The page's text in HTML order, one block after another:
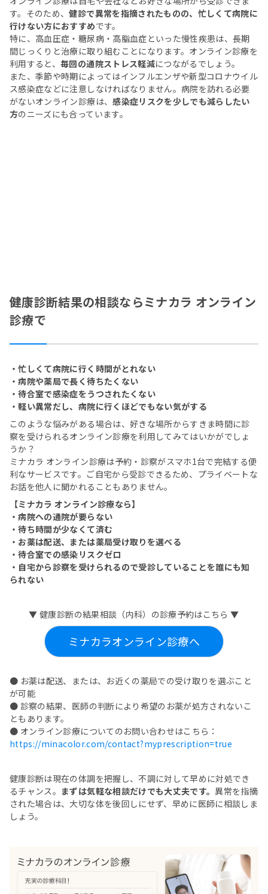
す。そのため、健診で異常を指摘されたものの、忙しくて病院に
行けない方におすすめです。
特に、高血圧症・糖尿病・高脂血症といった慢性疾患は、長期
間じっくりと治療に取り組むことになります。オンライン診療を
利用すると、毎回の通院ストレス軽減につながるでしょう。
また、季節や時期によってはインフルエンザや新型コロナウイル
ス感染症などに注意しなければなりません。病院を訪れる必要
がないオンライン診療は、感染症リスクを少しでも減らしたい
方のニーズにも合っています。
健康診断結果の相談ならミナカラ オンライン
診療で
・忙しくて病院に行く時間がとれない
・病院や薬局で長く待ちたくない
・待合室で感染症をうつされたくない
・軽い異常だし、病院に行くほどでもない気がする
このような悩みがある場合は、好きな場所からすきま時間に診
察を受けられるオンライン診療を利用してみてはいかがでしょ
うか？
ミナカラ オンライン診療は予約・診察がスマホ1台で完結する便
利なサービスです。ご自宅から受診できるため、プライベートな
お話を他人に聞かれることもありません。
【ミナカラ オンライン診療なら】
・病院への通院が要らない
・待ち時間が少なくて済む
・お薬は配送、または薬局受け取りを選べる
・待合室での感染リスクゼロ
・自宅から診察を受けられるので受診していることを誰にも知
られない
▼ 健康診断の結果相談（内科）の診療予約はこちら ▼
ミナカラオンライン診療へ
● お薬は配送、または、お近くの薬局での受け取りを選ぶこと
が可能
● 診察の結果、医師の判断により希望のお薬が処方されないこ
ともあります。
● オンライン診療についてのお問い合わせはこちら：
https://minacolor.com/contact?myprescription=true
健康診断は現在の体調を把握し、不調に対して早めに対処でき
るチャンス。 まずは気軽な相談だけでも大丈夫です。異常を指摘
された場合は、大切な体を後回しにせず、早めに医師に相談しま
しょう。